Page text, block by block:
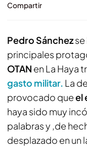
Compartir
Pedro Sánchez
principales
OTAN en La Haya
gasto militar. La
provocado queel
haya sido muy
palabras y ,de
desplazado en un